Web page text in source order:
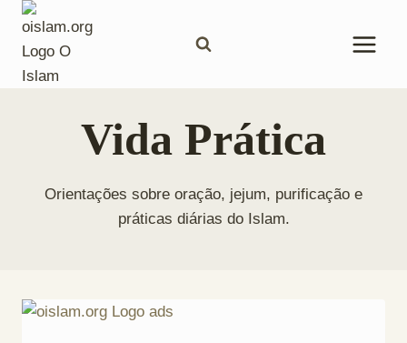
Pular
para
Conteúdo
Vida Prática
Orientações sobre oração, jejum, purificação e
práticas diárias do Islam.